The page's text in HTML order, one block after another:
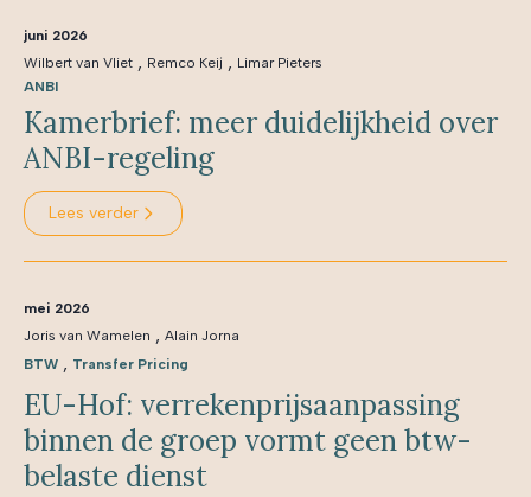
juni 2026
Wilbert van Vliet , Remco Keij , Limar Pieters
ANBI
Kamerbrief: meer duidelijkheid over
ANBI-regeling
Lees verder
mei 2026
Joris van Wamelen , Alain Jorna
BTW , Transfer Pricing
EU-Hof: verrekenprijsaanpassing
binnen de groep vormt geen btw-
belaste dienst